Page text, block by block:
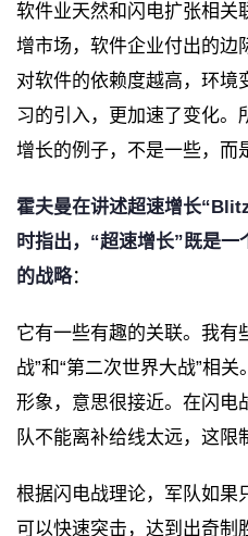
软件业天然和闪电扩张相关
增市场，软件企业付出的边
对软件的依赖度越高，环境
习的引入，更加速了变化。
增长的例子，不是一些，而
霍夫曼在讲述超速增长
时指出，“超速增长”既是
的战略：
它有一些有趣的关联。我有
战”和“第二次世界大战”相
形象，意思很接近。在闪电
队不能离补给线太远，这限
根据闪电战理论，军队如果
可以快速突击，达到出奇制